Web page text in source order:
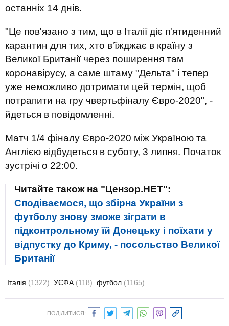
останніх 14 днів.
"Це пов'язано з тим, що в Італії діє п'ятиденний
карантин для тих, хто в'їжджає в країну з
Великої Британії через поширення там
коронавірусу, а саме штаму "Дельта" і тепер
уже неможливо дотримати цей термін, щоб
потрапити на гру чвертьфіналу Євро-2020", -
йдеться в повідомленні.
Матч 1/4 фіналу Євро-2020 між Україною та
Англією відбудеться в суботу, 3 липня. Початок
зустрічі о 22:00.
Читайте також на "Цензор.НЕТ":
Сподіваємося, що збірна України з
футболу знову зможе зіграти в
підконтрольному їй Донецьку і поїхати у
відпустку до Криму, - посольство Великої
Британії
Італія (1322) УЄФА (118) футбол (1165)
ПОДІЛИТИСЯ: